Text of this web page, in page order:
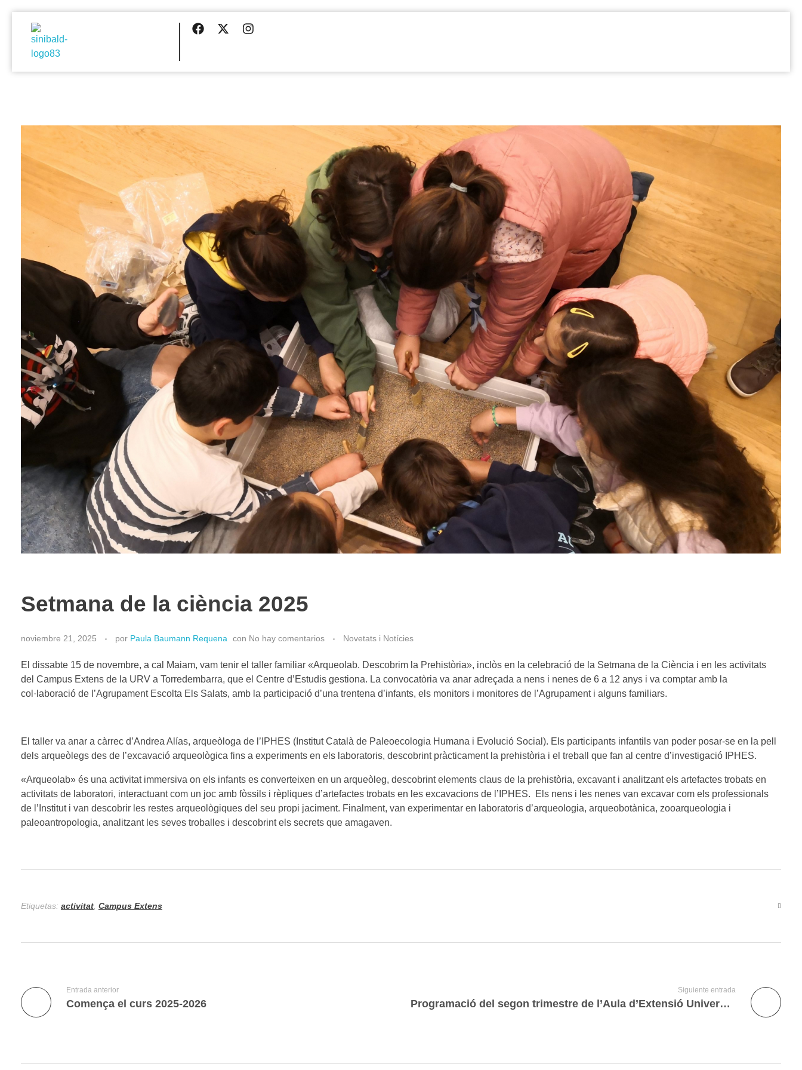
Centre d'Estudis Sinibald de Mas
Setmana de la ciència 2025
noviembre 21, 2025 por Paula Baumann Requena con No hay comentarios Novetats i Notícies
El dissabte 15 de novembre, a cal Maiam, vam tenir el taller familiar «Arqueolab. Descobrim la Prehistòria», inclòs en la celebració de la Setmana de la Ciència i en les activitats
del Campus Extens de la URV a Torredembarra, que el Centre d’Estudis gestiona. La convocatòria va anar adreçada a nens i nenes de 6 a 12 anys i va comptar amb la
col·laboració de l’Agrupament Escolta Els Salats, amb la participació d’una trentena d’infants, els monitors i monitores de l’Agrupament i alguns familiars.
El taller va anar a càrrec d’Andrea Alías, arqueòloga de l’IPHES (Institut Català de Paleoecologia Humana i Evolució Social). Els participants infantils van poder posar-se en la pell
dels arqueòlegs des de l’excavació arqueològica fins a experiments en els laboratoris, descobrint pràcticament la prehistòria i el treball que fan al centre d’investigació IPHES.
«Arqueolab» és una activitat immersiva on els infants es converteixen en un arqueòleg, descobrint elements claus de la prehistòria, excavant i analitzant els artefactes trobats en
activitats de laboratori, interactuant com un joc amb fòssils i rèpliques d’artefactes trobats en les excavacions de l’IPHES. Els nens i les nenes van excavar com els professionals
de l’Institut i van descobrir les restes arqueològiques del seu propi jaciment. Finalment, van experimentar en laboratoris d’arqueologia, arqueobotànica, zooarqueologia i
paleoantropologia, analitzant les seves troballes i descobrint els secrets que amagaven.
Etiquetas: activitat, Campus Extens
Entrada anterior
Comença el curs 2025-2026
Siguiente entrada
Programació del segon trimestre de l’Aula d’Extensió Universitària